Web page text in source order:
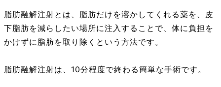
脂肪融解注射とは、脂肪だけを溶かしてくれる薬を、皮
下脂肪を減らしたい場所に注入することで、体に負担を
かけずに脂肪を取り除くという方法です。
脂肪融解注射は、10分程度で終わる簡単な手術です。